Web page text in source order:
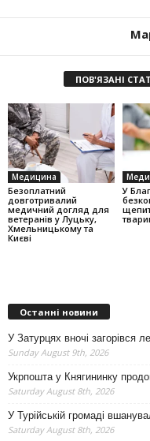
ПОВ'ЯЗАНІ
Медицина
Безоплатний
довготривалий
медичний догляд для
ветеранів у Луцьку,
Хмельницькому та
Києві
У
Останні новини
У Затурцях вночі загорівся
Sunday August 9th, 2026
Укрпошта у Княгининку
Saturday August 8th, 2026
У Турійській громаді
Saturday August 8th, 2026